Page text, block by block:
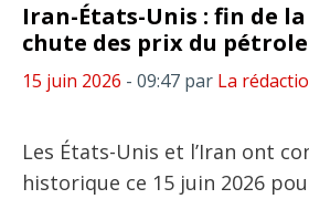
Iran-États-Unis : fin de
chute des prix du pétrole
15 juin 2026 - 09:47 par La
Les États-Unis et l’Iran ont
historique ce 15 juin 2026